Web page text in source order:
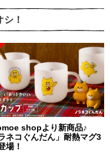
！
shopより新商品♪
ラネコぐんだん」耐熱マグ3
場！